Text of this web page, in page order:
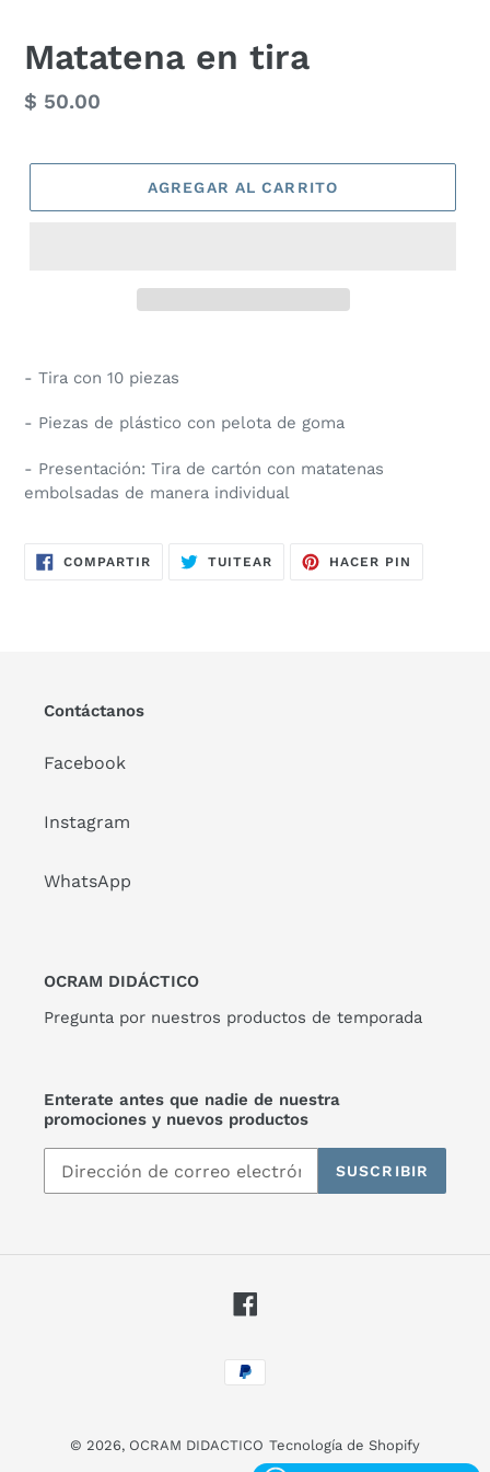
Matatena en tira
Precio
$ 50.00
AGREGAR AL CARRITO
- Tira con 10 piezas
- Piezas de plástico con pelota de goma
- Presentación: Tira de cartón con matatenas
embolsadas de manera individual
COMPARTIRCOMPARTIR
EN
TUITEAR TUITEARHACER PIN
Contáctanos
Facebook
Instagram
WhatsApp
OCRAM DIDÁCTICO
Pregunta por nuestros productos de temporada
Enterate antes que nadie de nuestra
promociones y nuevos productos
SUSCRIBIR
Facebook
Métodos
de
© 2026, OCRAM DIDACTICO Tecnología de Shopify